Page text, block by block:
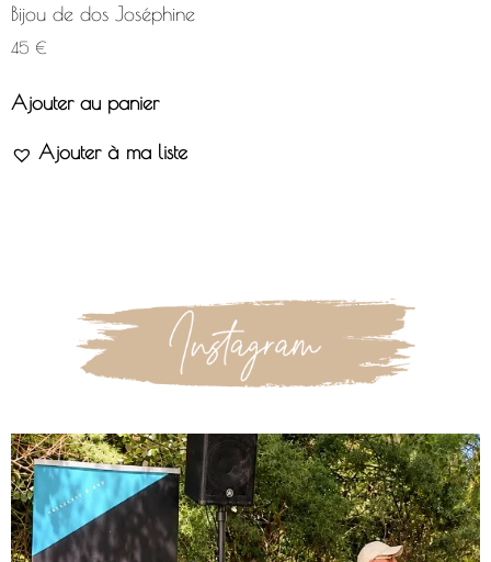
Bijou de dos Joséphine
45 €
Ajouter au panier
Ajouter à ma liste